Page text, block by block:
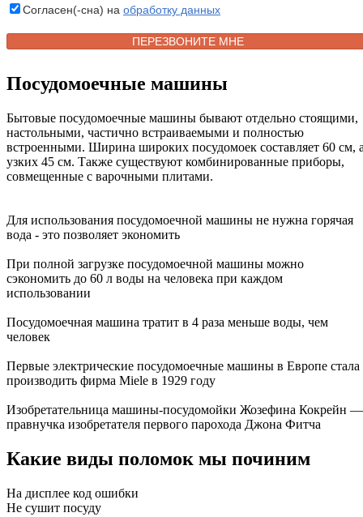
Согласен(-сна) на обработку данных
Посудомоечные машины
Бытовые посудомоечные машины бывают отдельно стоящими,
настольными, частично встраиваемыми и полностью
встроенными. Ширина широких посудомоек составляет 60 см,
узких 45 см. Также существуют комбинированные приборы,
совмещенные с варочными плитами.
Для использования посудомоечной машины не нужна горячая
вода - это позволяет экономить
При полной загрузке посудомоечной машины можно
сэкономить до 60 л воды на человека при каждом
использовании
Посудомоечная машина тратит в 4 раза меньше воды, чем
человек
Первые электрические посудомоечные машины в Европе стала
производить фирма Miele в 1929 году
Изобретательница машины-посудомойки Жозефина Кокрейн —
правнучка изобретателя первого парохода Джона Фитча
Какие виды поломок мы починим
На дисплее код ошибки
Не сушит посуду